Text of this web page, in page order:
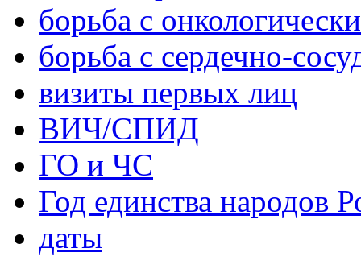
борьба с
борьба с сердечно-
визиты первых лиц
ВИЧ/СПИД
ГО и ЧС
Год единства народов
даты